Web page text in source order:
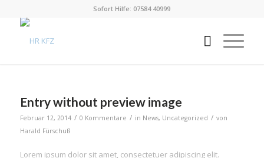
Sofort Hilfe: 07584 40999
Entry without preview image
Februar 12, 2014 / 0 Kommentare / in News, Uncategorized / von
Harald Fürschuß
Lorem ipsum dolor sit amet, consectetuer adipiscing elit.